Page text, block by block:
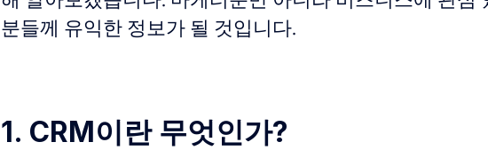
분들께 유익한 정보가 될 것입니다.
1. CRM이란 무엇인가?